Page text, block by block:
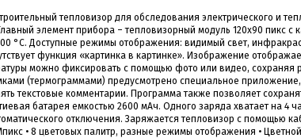
дальномер, в
корпусе.
на расстоянии от
Погрешность
Р
клик
Лазерный дальномер CONDTROL XP2
старшая модель дальномера XP1.
измерений до 70 метров, точность
Новинка обладает дополнительным
функционалом - расширенный
измерение площади стен и функцией
измерения угла наклона, которая
всего одного замера позволяет
горизонтальное и вертикальное
4 390Р
Купить в 1 клик
тепловизор для обследования электрического и
элемент прибора – тепловизорный модуль 120x90 пикс с
°С. Доступные режимы отображения: видимый свет,
функция «картинка в картинке». Изображение
можно фиксировать с помощью фото или видео, сохраняя
(термограммами) предусмотрено специальное
текстовые комментарии. Программа также позволяет
батарея емкостью 2600 мАч. Одного заряда хватает на
отключения. Заряжается тепловизор с помощью
• 8 цветовых палитр, разные режимы отображения •